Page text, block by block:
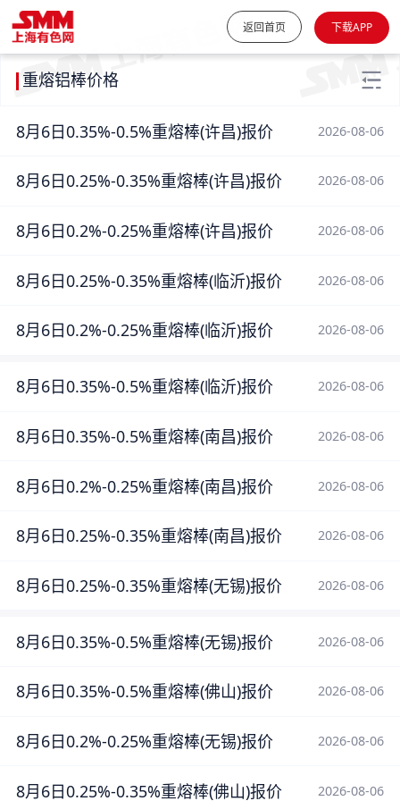
返回首页 下载APP
重熔铝棒价格
8月6日0.35%-0.5%重熔棒(许昌)报价 2026-08-06
8月6日0.25%-0.35%重熔棒(许昌)报价 2026-08-06
8月6日0.2%-0.25%重熔棒(许昌)报价 2026-08-06
8月6日0.25%-0.35%重熔棒(临沂)报价 2026-08-06
8月6日0.2%-0.25%重熔棒(临沂)报价 2026-08-06
8月6日0.35%-0.5%重熔棒(临沂)报价 2026-08-06
8月6日0.35%-0.5%重熔棒(南昌)报价 2026-08-06
8月6日0.2%-0.25%重熔棒(南昌)报价 2026-08-06
8月6日0.25%-0.35%重熔棒(南昌)报价 2026-08-06
8月6日0.25%-0.35%重熔棒(无锡)报价 2026-08-06
8月6日0.35%-0.5%重熔棒(无锡)报价 2026-08-06
8月6日0.35%-0.5%重熔棒(佛山)报价 2026-08-06
8月6日0.2%-0.25%重熔棒(无锡)报价 2026-08-06
8月6日0.25%-0.35%重熔棒(佛山)报价 2026-08-06